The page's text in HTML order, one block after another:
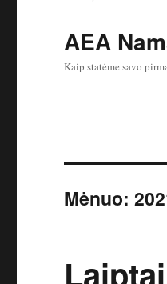
AEA
Kaip statėme savo
Mėnuo: